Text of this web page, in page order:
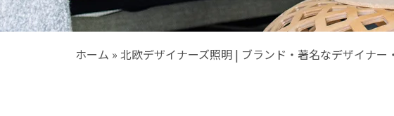
ホーム » 北欧デザイナーズ照明 | ブランド・著名なデザイナー